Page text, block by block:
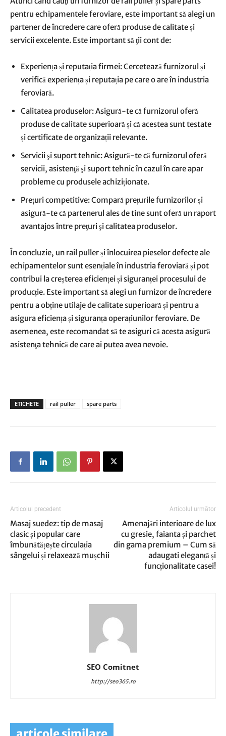
pentru echipamentele feroviare, este important să alegi un
partener de încredere care oferă produse de calitate și
servicii excelente. Este important să ţii cont de:
Experiența și reputația firmei: Cercetează furnizorul și
verifică experiența și reputația pe care o are în industria
feroviară.
Calitatea produselor: Asigură-te că furnizorul oferă
produse de calitate superioară și că acestea sunt testate
și certificate de organizații relevante.
Servicii şi suport tehnic: Asigură-te că furnizorul oferă
servicii, asistenţă şi suport tehnic în cazul în care apar
probleme cu produsele achiziționate.
Prețuri competitive: Compară prețurile furnizorilor și
asigură-te că partenerul ales de tine sunt oferă un raport
avantajos între preţuri şi calitatea produselor.
În concluzie, un rail puller și înlocuirea pieselor defecte ale
echipamentelor sunt esențiale în industria feroviară și pot
contribui la creșterea eficienței și siguranței procesului de
producție. Este important să alegi un furnizor de încredere
pentru a obține utilaje de calitate superioară și pentru a
asigura eficiența și siguranța operațiunilor feroviare. De
asemenea, este recomandat să te asiguri că acesta asigură
asistenţa tehnică de care ai putea avea nevoie.
ETICHETE rail puller spare parts
Articolul precedent
Masaj suedez: tip de masaj
clasic și popular care
îmbunătățește circulația
sângelui și relaxează mușchii
Articolul următor
Amenajări interioare de lux
cu gresie, faianta și parchet
din gama premium – Cum să
adaugati eleganță și
funcționalitate casei!
SEO Comitnet
http://seo365.ro